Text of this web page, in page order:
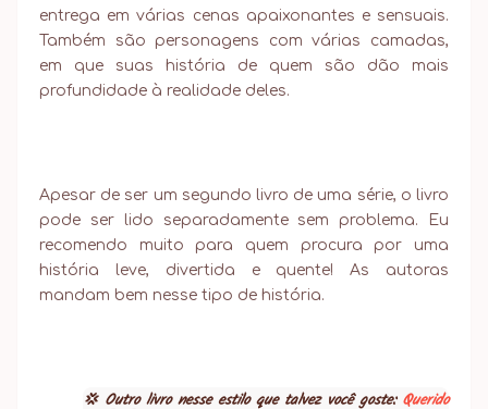
entrega em várias cenas apaixonantes e sensuais.
Também são personagens com várias camadas,
em que suas história de quem são dão mais
profundidade à realidade deles.
Apesar de ser um segundo livro de uma série, o livro
pode ser lido separadamente sem problema. Eu
recomendo muito para quem procura por uma
história leve, divertida e quente! As autoras
mandam bem nesse tipo de história.
💢 Outro livro nesse estilo que talvez você goste: Querido